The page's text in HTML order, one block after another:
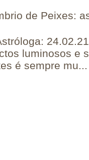
de Peixes:
luminosos e
é sempre mu...